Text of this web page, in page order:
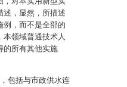
述，显然，所描述
例，而不是全部的
本领域普通技术人
的所有其他实施
包括与市政供水连